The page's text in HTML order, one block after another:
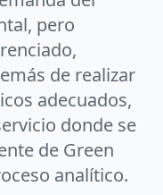
pero
de realizar
adecuados,
donde se
de Green
analítico.